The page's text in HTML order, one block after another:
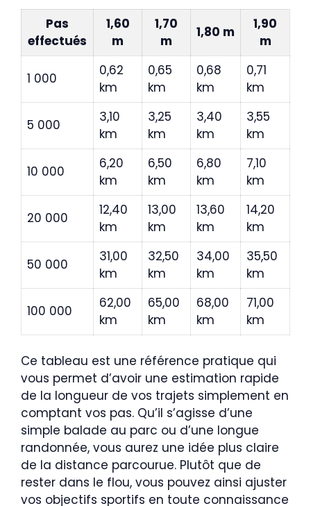
Pas
effectués
1,60
m
1,70
m
1,80 m
1,90
m
1 000
0,62
km
0,65
km
0,68
km
0,71
km
5 000
3,10
km
3,25
km
3,40
km
3,55
km
10 000
6,20
km
6,50
km
6,80
km
7,10
km
20 000
12,40
km
13,00
km
13,60
km
14,20
km
50 000
31,00
km
32,50
km
34,00
km
35,50
km
100 000
62,00
km
65,00
km
68,00
km
71,00
km
Ce tableau est une référence pratique qui
vous permet d’avoir une estimation rapide
de la longueur de vos trajets simplement en
comptant vos pas. Qu’il s’agisse d’une
simple balade au parc ou d’une longue
randonnée, vous aurez une idée plus claire
de la distance parcourue. Plutôt que de
rester dans le flou, vous pouvez ainsi ajuster
vos objectifs sportifs en toute connaissance